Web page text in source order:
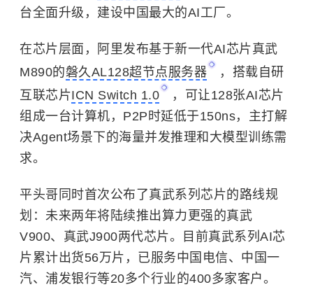
台全面升级，建设中国最大的AI工厂。
在芯片层面，阿里发布基于新一代AI芯片真武
M890的磐久AL128超节点服务器
，搭载自研
互联芯片ICN Switch 1.0
，可让128张AI芯片
组成一台计算机，P2P时延低于150ns，主打解
决Agent场景下的海量并发推理和大模型训练需
求。
平头哥同时首次公布了真武系列芯片的路线规
划：未来两年将陆续推出算力更强的真武
V900、真武J900两代芯片。目前真武系列AI芯
片累计出货56万片，已服务中国电信、中国一
汽、浦发银行等20多个行业的400多家客户。